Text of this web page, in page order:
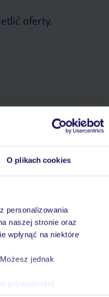
O plikach cookies
personalizowania
naszej stronie oraz
wpłynąć na niektóre
jednak
prywatności
oferty.
krajach